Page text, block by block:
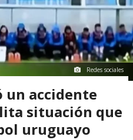
Redes sociales
un accidente
situación que
uruguayo